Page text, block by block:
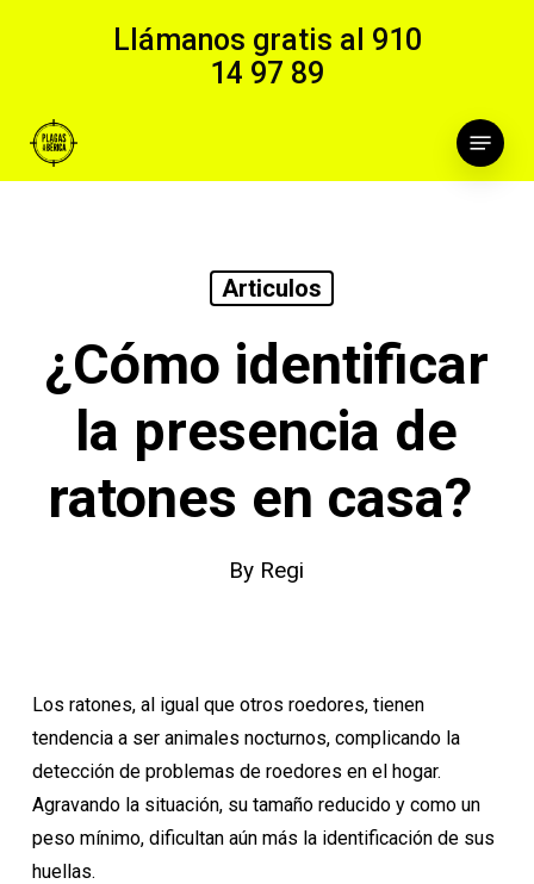
content
Llámanos gratis al 910
14 97 89
Menu
Articulos
¿Cómo identificar
la presencia de
ratones en casa?
By Regi
Los ratones, al igual que otros roedores, tienen
tendencia a ser animales nocturnos, complicando la
detección de problemas de roedores en el hogar.
Agravando la situación, su tamaño reducido y como un
peso mínimo, dificultan aún más la identificación de sus
huellas.